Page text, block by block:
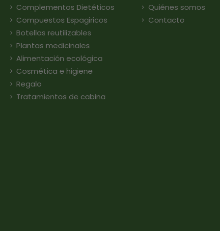
Complementos Dietéticos
Compuestos Espagiricos
Botellas reutilizables
Plantas medicinales
Alimentación ecológica
Cosmética e higiene
Regalo
Tratamientos de cabina
Quiénes somos
Contacto